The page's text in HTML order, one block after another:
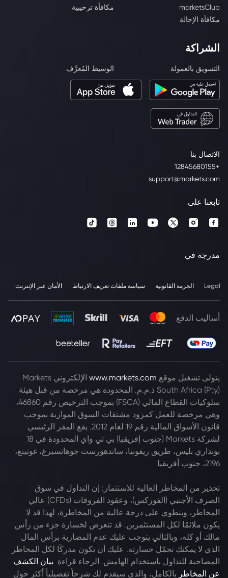
الاتصال بنا
+12845680155
support@markets.com
marketsClub
مكافأة ترحيبية
مكافأة الإحالة
الشراكة
التسويق بالعمولة الوسيط المُعرَّف
تابعنا على
مدرجة في
Legal الحزمة القانونية سياسة ملفات تعريف الارتباط الأمان عبر الإنترنت
أساليب الدفع
يتولى تشغيل موقع www.markets.com
الإلكتروني Markets
South Africa (Pty) ذ.م.م. المحدودة هي مرخصة من قبل هيئة
سلوكيات القطاع المالي (FSCA) بموجب الترخيص رقم 46860،
وهي مرخصة للعمل كمزود مشتقات السوق الموازية بموجب
قانون الأسواق المالية رقم 19 لعام 2012. يقع المقر الرئيسي
لشركة Markets (جنوب إفريقيا) بي تي واي المحدودة في 18
بونداري بليس، طريق ريفونيا، ساندهورست جوهانسبرغ، غوتينغ،
2196، جنوب أفريقيا
تحذير من المخاطر العالية للاستثمار: إن التداول في سوق
الصرف الأجنبي (الفوركس)، وعقود الفروقات (CFDs) عالي
المخاطر، وينطوي على درجة عالية من المخاطرة، لهذا قد لا
يكون ملائمًا لكل المستثمرين. قد تتعرض لخسارة جزء من رأس
مالك أو كله، وبالتالي يتوجب عليك عدم المضاربة برأس المال
الذي لا يمكنك تحمّل خسارته. عليك أن تكون مدركًا لكل المخاطر
المصاحبة للتداول باستخدام الهامش. الرجاء قراءة بيان الكشف
عن المخاطر بالكامل، والذي سيقدم لك شرحاً تفصيلياً أكثر حول